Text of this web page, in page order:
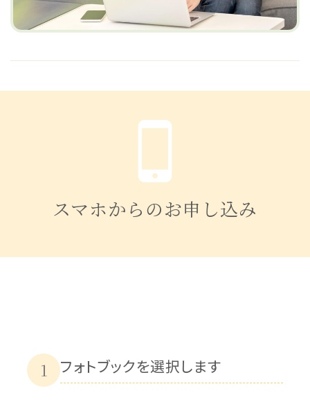
スマホからのお申し込み
1 フォトブックを選択します